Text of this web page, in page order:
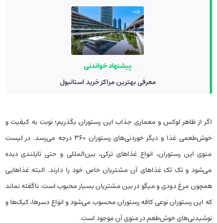
پیشنهاد خواندنی
معرفی بهترین مراکز خرید استانبول
اگر از ظاهر لوکس و معماری جذاب این رستوران بگذریم؛ نوبت به کیفیت و
خوش‌طعمی غذا و دیگر خوردنی‌های رستوران ۳۶۰ درجه می‌رسد. در لیست
منوی این رستوران، انواع غذاهای ترکی، بین‌المللی و حتی تایلندی دیده
می‌شود و تک تک غذاهای آن مشتریان خاص خود را دارند. البته غذاهایی
همچون مرغ دودی و میگو در بین مشتریان بسیار محبوب است. ناگفته نماند
که این رستوران نوعی کافه رستوران محسوب می‌شود و انواع دسرها، کیک‌ها و
نوشیدنی‌های خوش‌طعم در منوی آن موجود است.